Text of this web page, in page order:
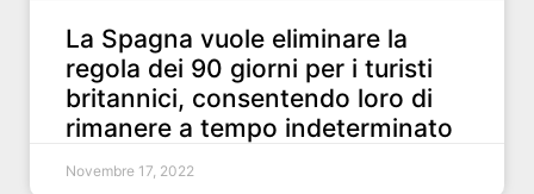
La Spagna vuole eliminare la
regola dei 90 giorni per i turisti
britannici, consentendo loro di
rimanere a tempo indeterminato
Novembre 17, 2022